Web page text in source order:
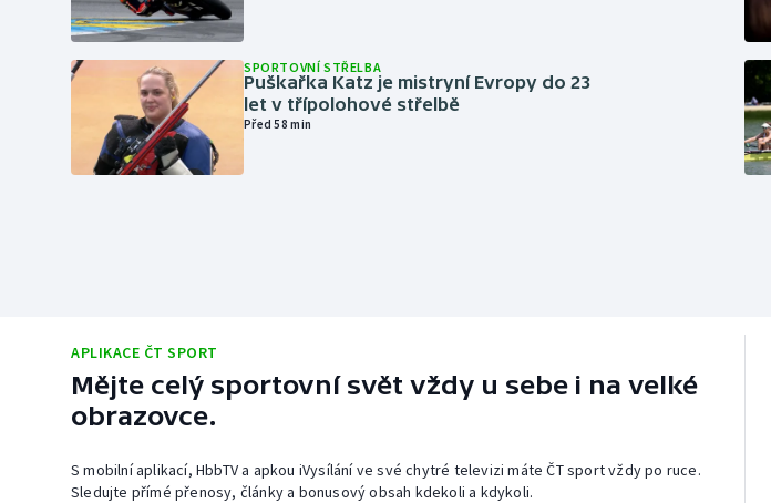
SPORTOVNÍ STŘELBA
Puškařka Katz je mistryní Evropy do 23
let v třípolohové střelbě
Před 58 min
APLIKACE ČT SPORT
Mějte celý sportovní svět vždy u sebe i na velké
obrazovce.
S mobilní aplikací, HbbTV a apkou iVysílání ve své chytré televizi máte ČT sport vždy po ruce.
Sledujte přímé přenosy, články a bonusový obsah kdekoli a kdykoli.